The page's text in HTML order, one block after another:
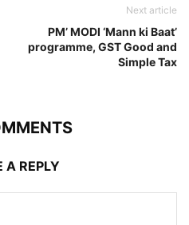
Next article
PM’ MODI ‘Mann ki Baat’
programme, GST Good and
Simple Tax
A REPLY